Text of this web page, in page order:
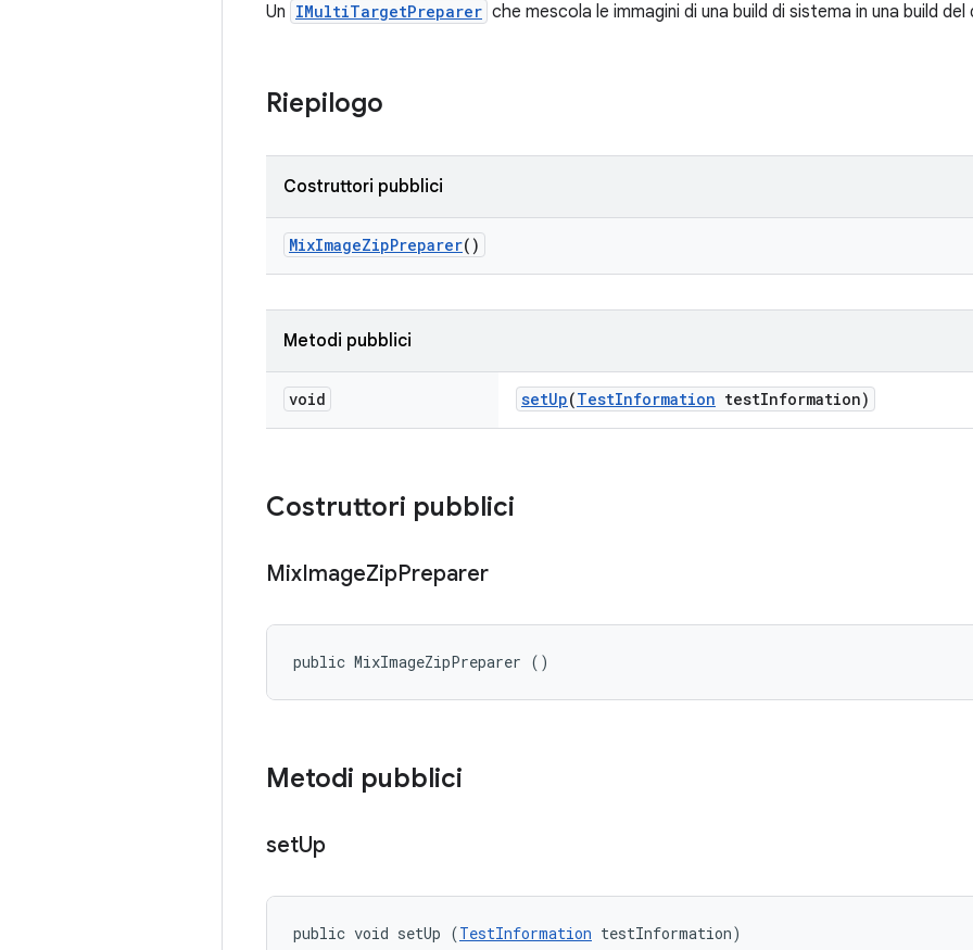
Un IMultiTargetPreparer che mescola le immagini di una build di sistema in una build
Riepilogo
Costruttori pubblici
MixImageZipPreparer()
Metodi pubblici
void setUp(TestInformation testInformation)
Costruttori pubblici
MixImageZipPreparer
public MixImageZipPreparer ()
Metodi pubblici
setUp
public void setUp (TestInformation testInformation)